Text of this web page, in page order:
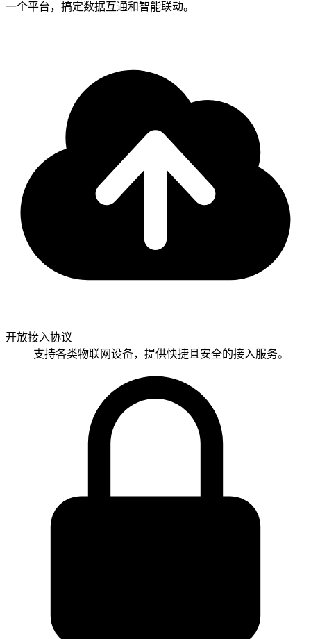
一个平台，搞定数据互通和智能联动。
开放接入协议
支持各类物联网设备，提供快捷且安全的接入服务。